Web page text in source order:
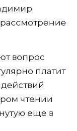
вопрос
платит
чтении
еще в